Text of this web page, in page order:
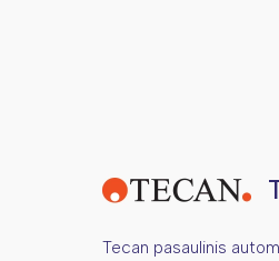
Tecan pasaulinis